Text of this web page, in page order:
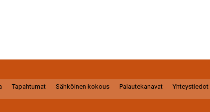
Tapahtumat Sähköinen kokous Palautekanavat Yhteystiedot